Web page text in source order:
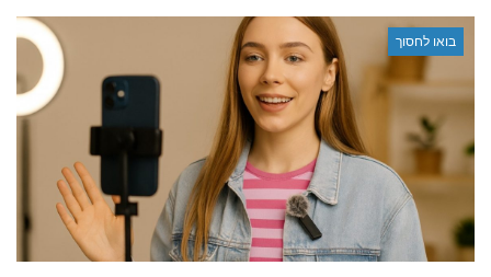
בואו לחסוך